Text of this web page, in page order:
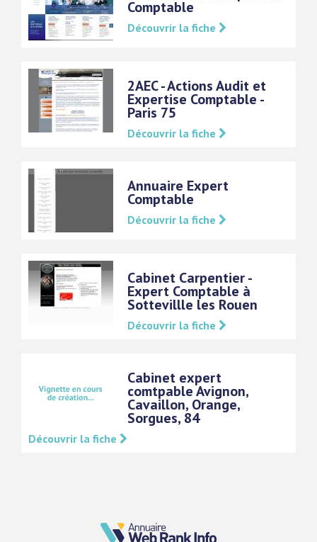
Comptable
Découvrir la fiche
2AEC - Actions Audit et
Expertise Comptable -
Paris 75
Découvrir la fiche
Annuaire Expert
Comptable
Découvrir la fiche
Cabinet Carpentier -
Expert Comptable à
Sottevillle les Rouen
Découvrir la fiche
Cabinet expert
comtpable Avignon,
Cavaillon, Orange,
Sorgues, 84
Découvrir la fiche